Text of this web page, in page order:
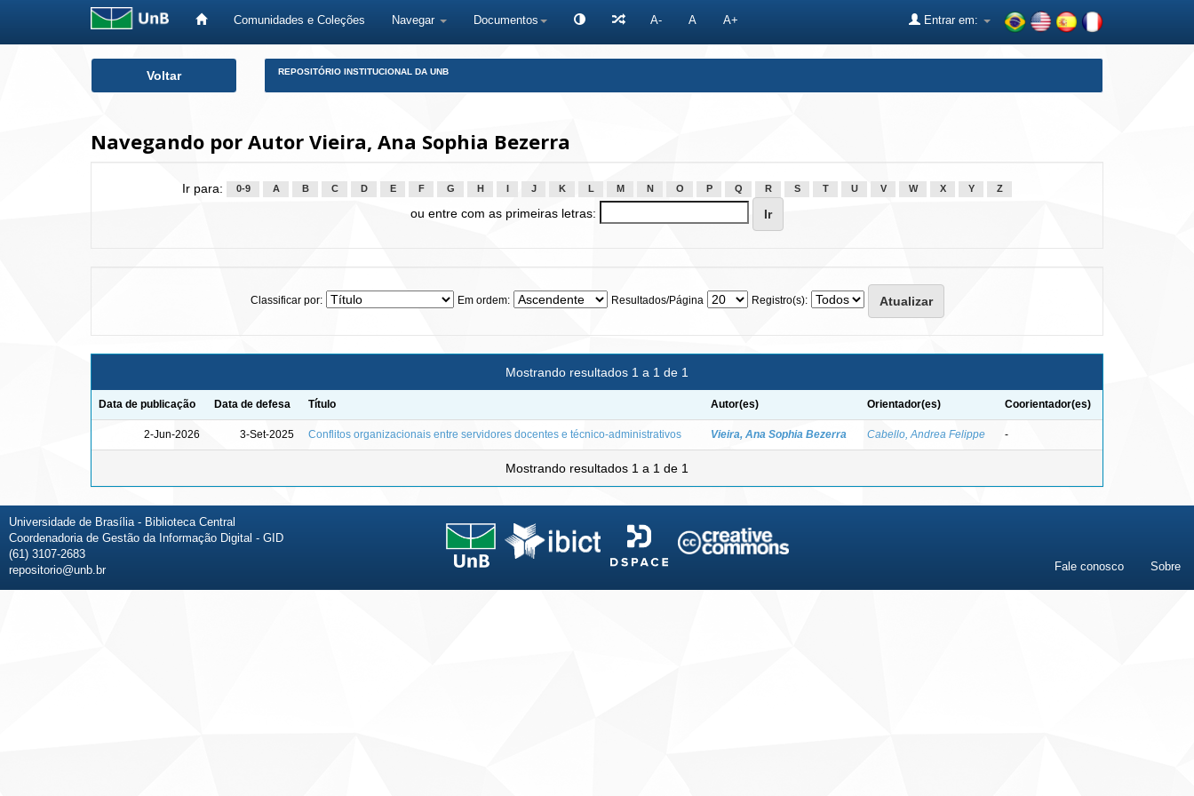
Comunidades e Coleções Navegar Documentos A- A A+ Entrar em:
Voltar REPOSITÓRIO INSTITUCIONAL DA UNB
Navegando por Autor Vieira, Ana Sophia Bezerra
Ir para: 0-9 A B C D E F G H J K L M N O P Q R S T U V W X Y Z
ou entre com as primeiras letras:
Classificar por: Em ordem: Resultados/Página Registro(s):
Mostrando resultados 1 a 1 de 1
Data de publicação Data de defesa Título Autor(es) Orientador(es) Coorientador(es)
2-Jun-2026 3-Set-2025 Conflitos organizacionais entre servidores docentes e técnico-administrativos Vieira, Ana Sophia Bezerra Cabello, Andrea Felippe -
Mostrando resultados 1 a 1 de 1
Universidade de Brasília - Biblioteca Central
Coordenadoria de Gestão da Informação Digital - GID
(61) 3107-2683
repositorio@unb.br
Fale conosco Sobre